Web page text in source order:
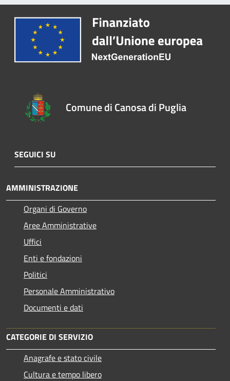
Comune di Canosa di Puglia
SEGUICI SU
AMMINISTRAZIONE
Organi di Governo
Aree Amministrative
Uffici
Enti e fondazioni
Politici
Personale Amministrativo
Documenti e dati
CATEGORIE DI SERVIZIO
Anagrafe e stato civile
Cultura e tempo libero